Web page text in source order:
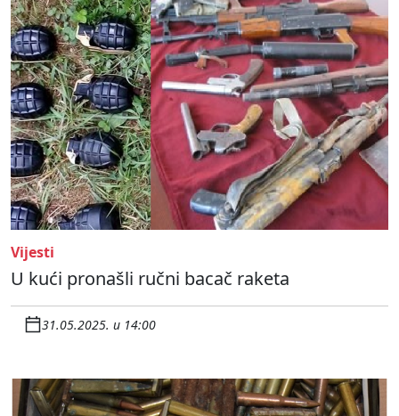
Vijesti
U kući pronašli ručni bacač raketa
31.05.2025. u 14:00